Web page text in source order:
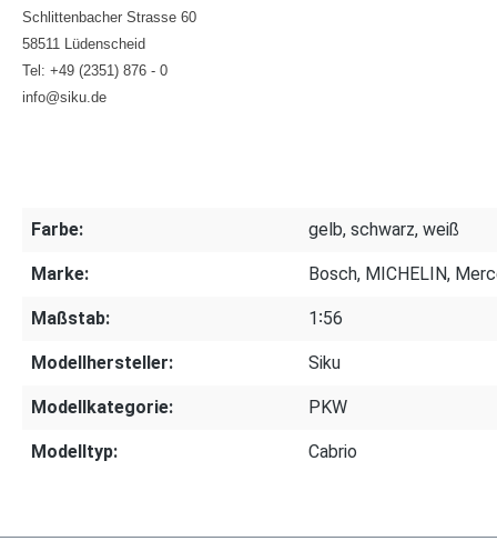
Schlittenbacher Strasse 60
58511 Lüdenscheid
Tel: +49 (2351) 876 - 0
info@siku.de
Farbe: gelb, schwarz, weiß
Marke: Bosch, MICHELIN,
Maßstab: 1∶56
Modellhersteller: Siku
Modellkategorie: PKW
Modelltyp: Cabrio